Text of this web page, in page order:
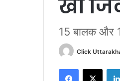
खो
15 बालक और
Click